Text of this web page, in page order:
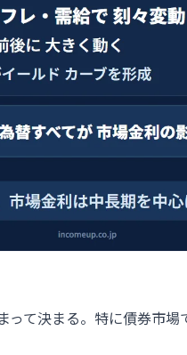
て決まる。特に債券市